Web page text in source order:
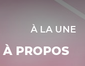
À LA UNE
À PROPOS